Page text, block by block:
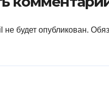
будет опубликован.